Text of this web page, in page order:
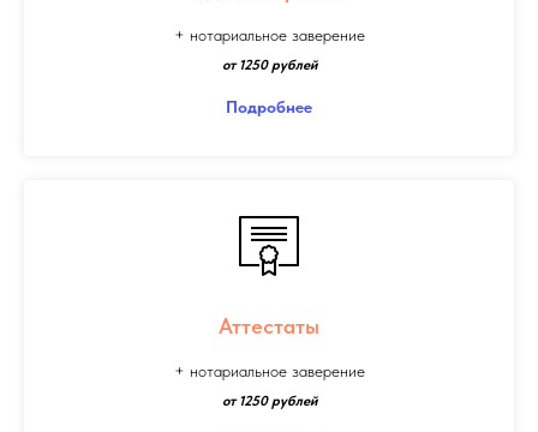
+ нотариальное заверение
от 1250 рублей
Подробнее
Аттестаты
+ нотариальное заверение
от 1250 рублей